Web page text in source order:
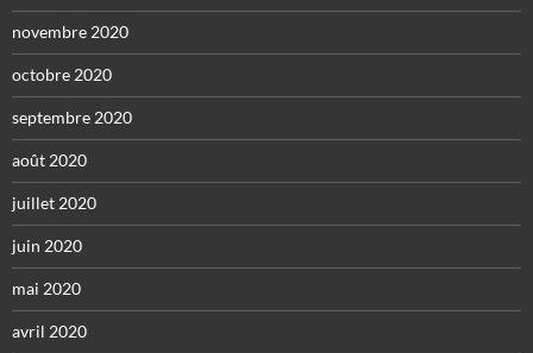
novembre 2020
octobre 2020
septembre 2020
août 2020
juillet 2020
juin 2020
mai 2020
avril 2020